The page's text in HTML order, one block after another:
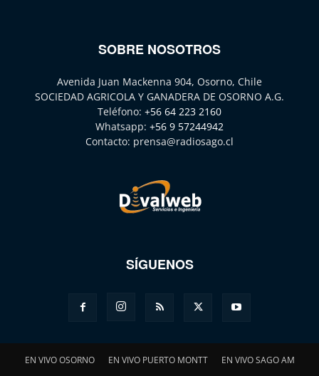
SOBRE NOSOTROS
Avenida Juan Mackenna 904, Osorno, Chile
SOCIEDAD AGRICOLA Y GANADERA DE OSORNO A.G.
Teléfono: +56 64 223 2160
Whatsapp: +56 9 57244942
Contacto: prensa@radiosago.cl
SÍGUENOS
EN VIVO OSORNO EN VIVO PUERTO MONTT EN VIVO SAGO AM